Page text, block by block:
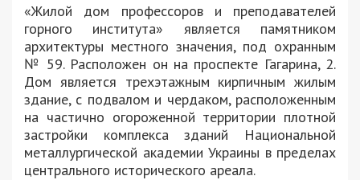
«Жилой дом профессоров и преподавателей
горного института» является памятником
архитектуры местного значения, под охранным
№ 59. Расположен он на проспекте Гагарина, 2.
Дом является трехэтажным кирпичным жилым
здание, с подвалом и чердаком, расположенным
на частично огороженной территории плотной
застройки комплекса зданий Национальной
металлургической академии Украины в пределах
центрального исторического ареала.